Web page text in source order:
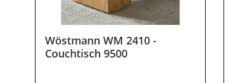
Wöstmann WM 2410 -
Couchtisch 9500